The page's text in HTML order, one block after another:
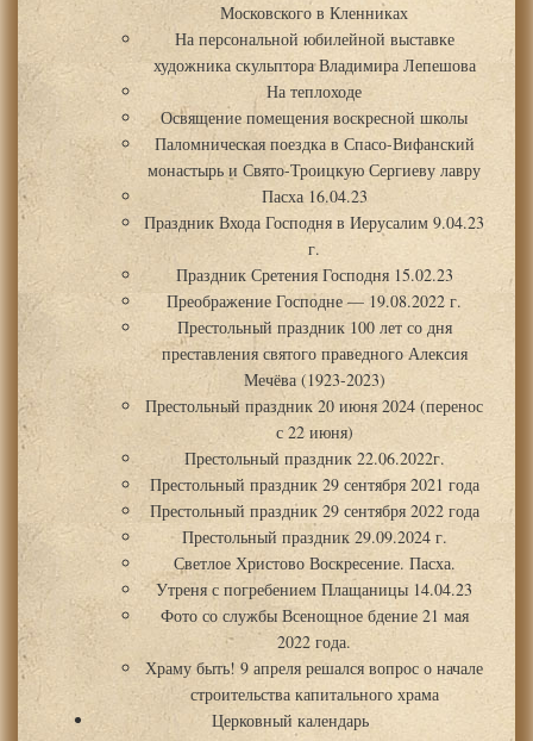
Московского в Кленниках
На персональной юбилейной выставке
художника скульптора Владимира Лепешова
На теплоходе
Освящение помещения воскресной школы
Паломническая поездка в Спасо-Вифанский
монастырь и Свято-Троицкую Сергиеву лавру
Пасха 16.04.23
Праздник Входа Господня в Иерусалим 9.04.23
г.
Праздник Сретения Господня 15.02.23
Преображение Господне — 19.08.2022 г.
Престольный праздник 100 лет со дня
преставления святого праведного Алексия
Мечёва (1923-2023)
Престольный праздник 20 июня 2024 (перенос
с 22 июня)
Престольный праздник 22.06.2022г.
Престольный праздник 29 сентября 2021 года
Престольный праздник 29 сентября 2022 года
Престольный праздник 29.09.2024 г.
Светлое Христово Воскресение. Пасха.
Утреня с погребением Плащаницы 14.04.23
Фото со службы Всенощное бдение 21 мая
2022 года.
Храму быть! 9 апреля решался вопрос о начале
строительства капитального храма
Церковный календарь